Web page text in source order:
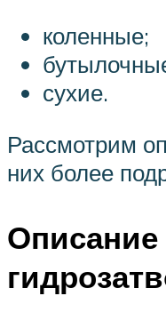
коленные;
сухие.
Рассмотрим
них более
Описание